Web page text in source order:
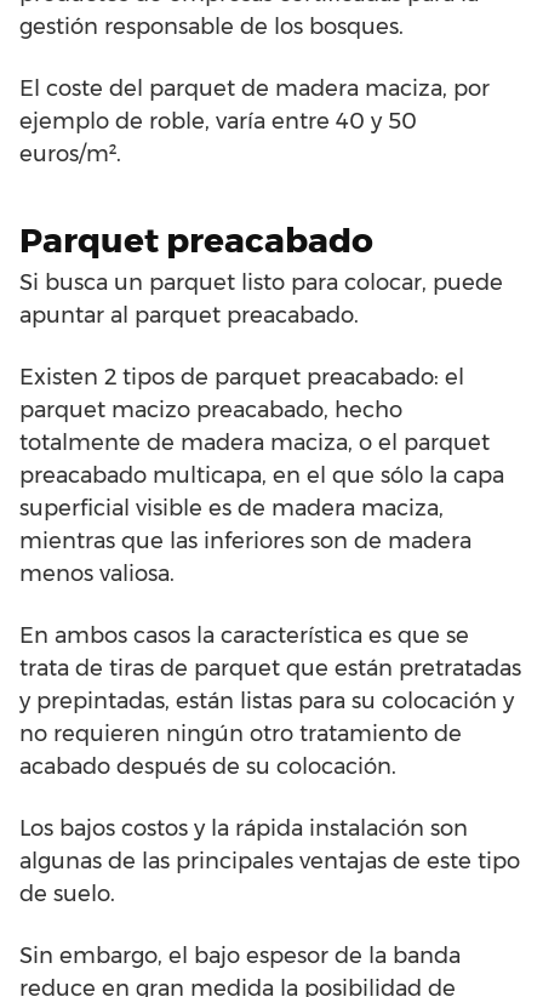
gestión responsable de los bosques.
El coste del parquet de madera maciza, por
ejemplo de roble, varía entre 40 y 50
euros/m².
Parquet preacabado
Si busca un parquet listo para colocar, puede
apuntar al parquet preacabado.
Existen 2 tipos de parquet preacabado: el
parquet macizo preacabado, hecho
totalmente de madera maciza, o el parquet
preacabado multicapa, en el que sólo la capa
superficial visible es de madera maciza,
mientras que las inferiores son de madera
menos valiosa.
En ambos casos la característica es que se
trata de tiras de parquet que están pretratadas
y prepintadas, están listas para su colocación y
no requieren ningún otro tratamiento de
acabado después de su colocación.
Los bajos costos y la rápida instalación son
algunas de las principales ventajas de este tipo
de suelo.
Sin embargo, el bajo espesor de la banda
reduce en gran medida la posibilidad de